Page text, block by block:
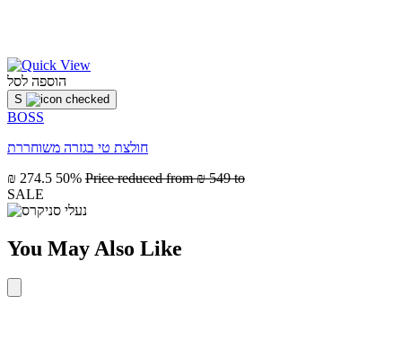
הוספה לסל
S
BOSS
חולצת טי בגזרה משוחררת
₪ 274.5 50% Price reduced from₪ 549 to
SALE
You May Also Like